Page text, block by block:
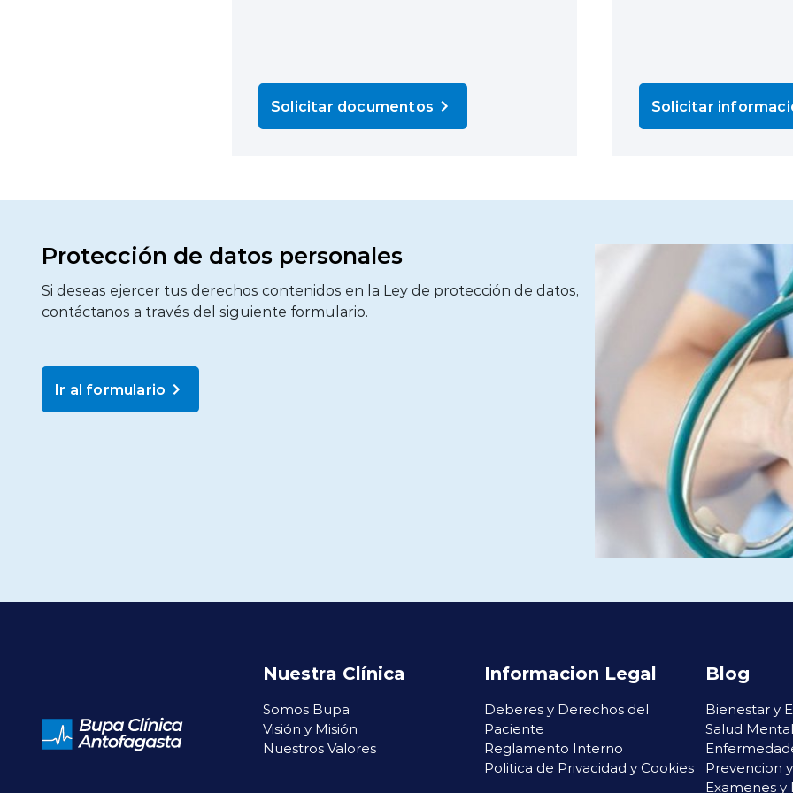
Solicitar documentos Solicitar
Protección de datos personales
Si deseas ejercer tus derechos contenidos en la Ley de protección de datos,
contáctanos a través del siguiente formulario.
Ir al formulario
Nuestra Clínica
Somos Bupa
Visión y Misión
Nuestros Valores
Informacion Legal
Deberes y Derechos del
Paciente
Reglamento Interno
Politica de Privacidad y Cookies
Blog
Bienestar y
Salud Mental
Prevencion
Examenes